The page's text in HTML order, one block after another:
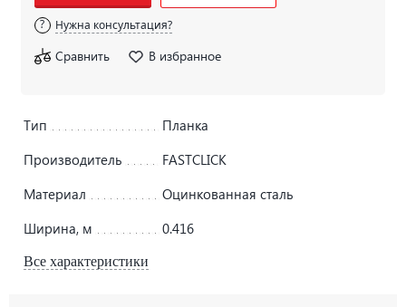
Нужна консультация?
Сравнить В избранное
Тип
Планка
Производитель
FASTCLICK
Материал
Оцинкованная сталь
Ширина, м
0.416
Все характеристики